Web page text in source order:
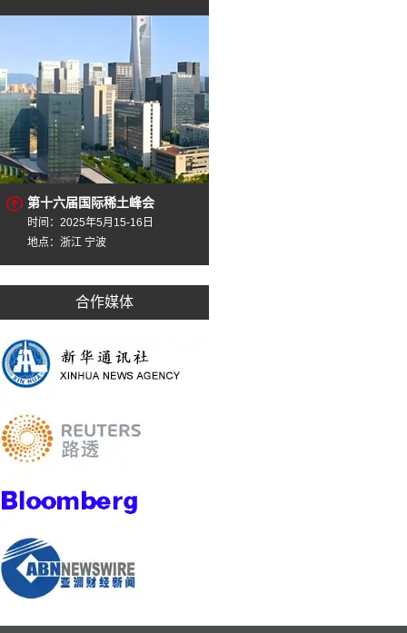
第十六届国际稀土峰会
时间：2025年5月15-16日
地点：浙江 宁波
合作媒体